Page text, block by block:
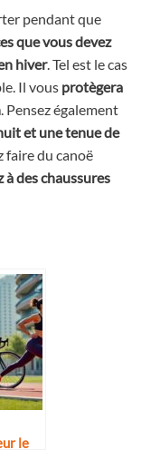
pendant que
que vous devez
hiver. Tel est le cas
Il vous protègera
. Pensez également
et une tenue de
faire du canoë
à des chaussures
le